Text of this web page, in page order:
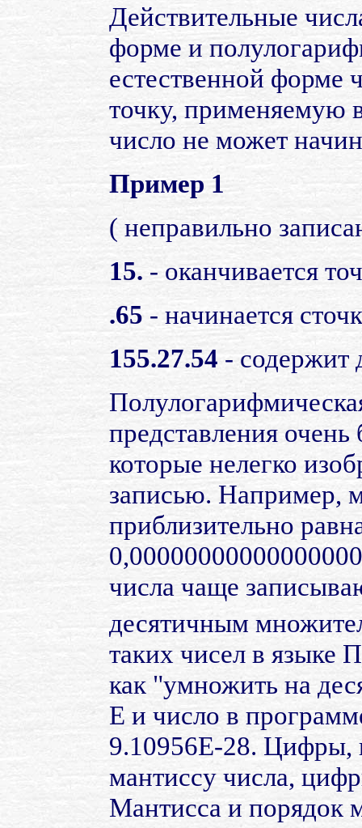
Действительные
форме и
естественной форме
точку, применяемую
число не может
Пример 1
( неправильно
15. - оканчивается
.65 - начинается
155.27.54 - содержит
представления
которые нелегко
записью. Например,
приблизительно
числа чаще
десятичным
таких чисел в языке
как "умножить на
Е и число в
9.10956Е-28. Цифры,
мантиссу числа,
Мантисса и порядок